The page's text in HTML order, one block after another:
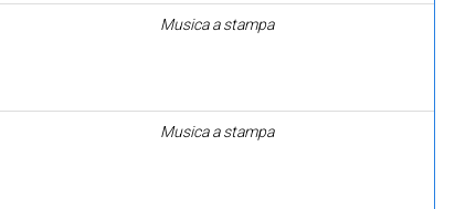
Musica a stampa
Musica a stampa